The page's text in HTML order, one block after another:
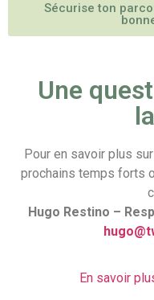
Sécurise ton
Une
Pour en savoir plus
prochains temps forts
Hugo Restino –
En savoir